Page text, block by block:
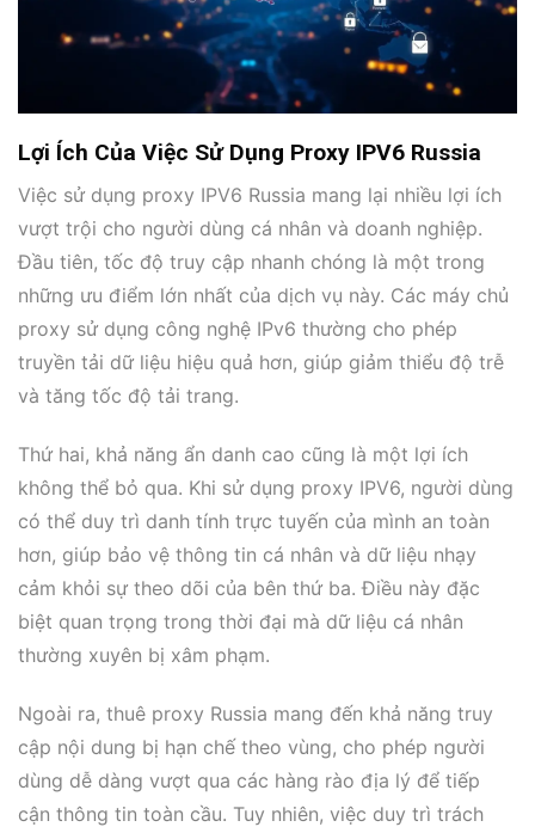
Lợi Ích Của Việc Sử Dụng Proxy IPV6 Russia
Việc sử dụng proxy IPV6 Russia mang lại nhiều lợi ích
vượt trội cho người dùng cá nhân và doanh nghiệp.
Đầu tiên, tốc độ truy cập nhanh chóng là một trong
những ưu điểm lớn nhất của dịch vụ này. Các máy chủ
proxy sử dụng công nghệ IPv6 thường cho phép
truyền tải dữ liệu hiệu quả hơn, giúp giảm thiểu độ trễ
và tăng tốc độ tải trang.
Thứ hai, khả năng ẩn danh cao cũng là một lợi ích
không thể bỏ qua. Khi sử dụng proxy IPV6, người dùng
có thể duy trì danh tính trực tuyến của mình an toàn
hơn, giúp bảo vệ thông tin cá nhân và dữ liệu nhạy
cảm khỏi sự theo dõi của bên thứ ba. Điều này đặc
biệt quan trọng trong thời đại mà dữ liệu cá nhân
thường xuyên bị xâm phạm.
Ngoài ra, thuê proxy Russia mang đến khả năng truy
cập nội dung bị hạn chế theo vùng, cho phép người
dùng dễ dàng vượt qua các hàng rào địa lý để tiếp
cận thông tin toàn cầu. Tuy nhiên, việc duy trì trách